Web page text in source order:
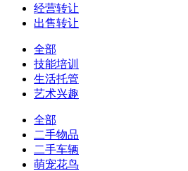
经营转让
出售转让
全部
技能培训
生活托管
艺术兴趣
全部
二手物品
二手车辆
萌宠花鸟